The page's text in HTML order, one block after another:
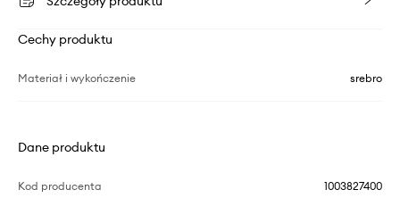
Cechy produktu
Materiał i wykończenie srebro
Dane produktu
Kod producenta 1003827400